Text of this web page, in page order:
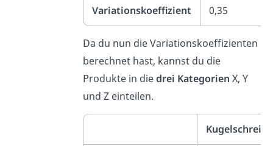
Variationskoeffizient 0,35
Da du nun die Variationskoeffizienten
berechnet hast, kannst du die
Produkte in diedrei KategorienX, Y
und Z einteilen.